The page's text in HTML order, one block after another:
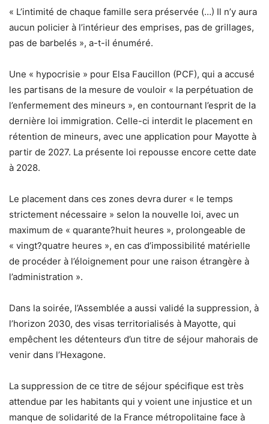
« L’intimité de chaque famille sera préservée (…) Il n’y aura
aucun policier à l’intérieur des emprises, pas de grillages,
pas de barbelés », a-t-il énuméré.
Une « hypocrisie » pour Elsa Faucillon (PCF), qui a accusé
les partisans de la mesure de vouloir « la perpétuation de
l’enfermement des mineurs », en contournant l’esprit de la
dernière loi immigration. Celle-ci interdit le placement en
rétention de mineurs, avec une application pour Mayotte à
partir de 2027. La présente loi repousse encore cette date
à 2028.
Le placement dans ces zones devra durer « le temps
strictement nécessaire » selon la nouvelle loi, avec un
maximum de « quarante?huit heures », prolongeable de
« vingt?quatre heures », en cas d’impossibilité matérielle
de procéder à l’éloignement pour une raison étrangère à
l’administration ».
Dans la soirée, l’Assemblée a aussi validé la suppression, à
l’horizon 2030, des visas territorialisés à Mayotte, qui
empêchent les détenteurs d’un titre de séjour mahorais de
venir dans l’Hexagone.
La suppression de ce titre de séjour spécifique est très
attendue par les habitants qui y voient une injustice et un
manque de solidarité de la France métropolitaine face à